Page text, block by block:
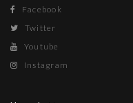
Facebook
Twitter
Youtube
Instagram